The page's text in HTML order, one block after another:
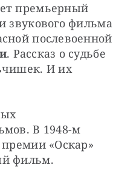
премьерный
показ новой реставрации звукового фильма
послевоенной
. Рассказ о судьбе
И их
В 1948-м
«Оскар»
фильм.